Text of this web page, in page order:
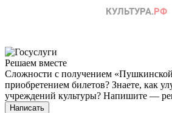
Решаем вместе
Сложности с получением
приобретением билетов? Знаете, как
учреждений культуры? Напишите —
Написать